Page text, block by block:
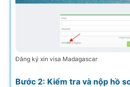
Đăng ký xin visa Madagascar
Bước 2: Kiểm tra và nộp hồ